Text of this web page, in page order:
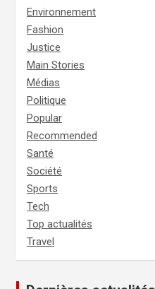
Environnement
Fashion
Justice
Main Stories
Médias
Politique
Popular
Recommended
Santé
Société
Sports
Tech
Top actualités
Travel